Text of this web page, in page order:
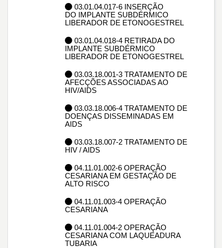
03.01.04.017-6 INSERÇÃO
DO IMPLANTE SUBDÉRMICO
LIBERADOR DE ETONOGESTREL
03.01.04.018-4 RETIRADA DO
IMPLANTE SUBDÉRMICO
LIBERADOR DE ETONOGESTREL
03.03.18.001-3 TRATAMENTO DE
AFECÇÕES ASSOCIADAS AO
HIV/AIDS
03.03.18.006-4 TRATAMENTO DE
DOENÇAS DISSEMINADAS EM
AIDS
03.03.18.007-2 TRATAMENTO DE
HIV / AIDS
04.11.01.002-6 OPERAÇÃO
CESARIANA EM GESTAÇÃO DE
ALTO RISCO
04.11.01.003-4 OPERAÇÃO
CESARIANA
04.11.01.004-2 OPERAÇÃO
CESARIANA COM LAQUEADURA
TUBARIA